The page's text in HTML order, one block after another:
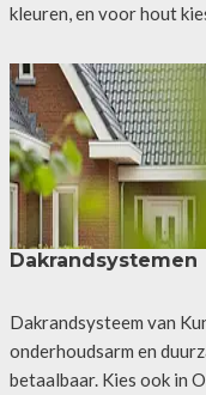
kleuren, en voor hout
Dakrandsystemen
Dakrandsysteem van
onderhoudsarm en
betaalbaar. Kies ook in